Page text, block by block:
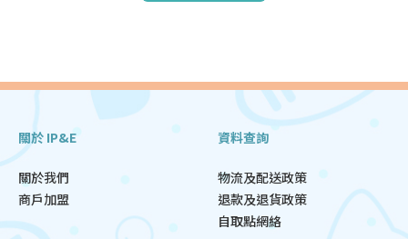
關於 IP&E
關於我們
商戶加盟
資料查詢
物流及配送政策
退款及退貨政策
自取點網絡